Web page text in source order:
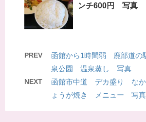
ンチ600円 写真
PREV
函館から1時間弱 鹿部道
泉公園 温泉蒸し 写真
NEXT
函館市中道 デカ盛り な
ょうが焼き メニュー 写真